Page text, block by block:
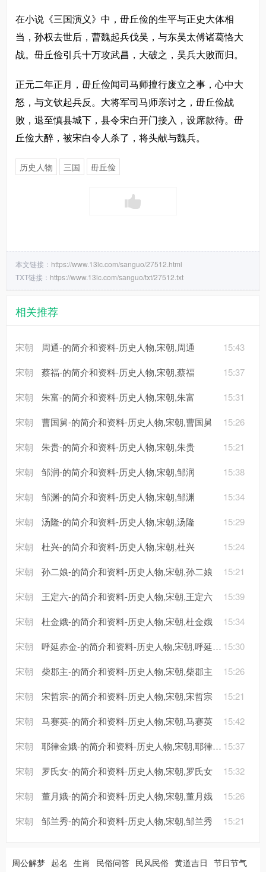
在小说《三国演义》中，毌丘俭的生平与正史大体相
当，孙权去世后，曹魏起兵伐吴，与东吴太傅诸葛恪大
战。毌丘俭引兵十万攻武昌，大破之，吴兵大败而归。
正元二年正月，毌丘俭闻司马师擅行废立之事，心中大
怒，与文钦起兵反。大将军司马师亲讨之，毌丘俭战
败，退至慎县城下，县令宋白开门接入，设席款待。毌
丘俭大醉，被宋白令人杀了，将头献与魏兵。
历史人物 三国 毌丘俭
本文链接： https://www.13lc.com/sanguo/27512.html
TXT链接： https://www.13lc.com/sanguo/txt/27512.txt
相关推荐
15:43
宋朝
周通-的简介和资料-历史人物,宋朝,周通
15:37
宋朝
蔡福-的简介和资料-历史人物,宋朝,蔡福
15:31
宋朝
朱富-的简介和资料-历史人物,宋朝,朱富
15:26
宋朝
曹国舅-的简介和资料-历史人物,宋朝,曹国舅
15:21
宋朝
朱贵-的简介和资料-历史人物,宋朝,朱贵
15:38
宋朝
邹润-的简介和资料-历史人物,宋朝,邹润
15:34
宋朝
邹渊-的简介和资料-历史人物,宋朝,邹渊
15:29
宋朝
汤隆-的简介和资料-历史人物,宋朝,汤隆
15:24
宋朝
杜兴-的简介和资料-历史人物,宋朝,杜兴
15:21
宋朝
孙二娘-的简介和资料-历史人物,宋朝,孙二娘
15:39
宋朝
王定六-的简介和资料-历史人物,宋朝,王定六
15:34
宋朝
杜金娥-的简介和资料-历史人物,宋朝,杜金娥
15:30
宋朝
呼延赤金-的简介和资料-历史人物,宋朝,呼延赤金
15:26
宋朝
柴郡主-的简介和资料-历史人物,宋朝,柴郡主
15:21
宋朝
宋哲宗-的简介和资料-历史人物,宋朝,宋哲宗
15:42
宋朝
马赛英-的简介和资料-历史人物,宋朝,马赛英
15:37
宋朝
耶律金娥-的简介和资料-历史人物,宋朝,耶律金娥
15:32
宋朝
罗氏女-的简介和资料-历史人物,宋朝,罗氏女
15:26
宋朝
董月娥-的简介和资料-历史人物,宋朝,董月娥
15:21
宋朝 邹兰秀-的简介和资料-历史人物,宋朝,邹兰秀
周公解梦 起名 生肖 民俗问答 民风民俗 黄道吉日 节日节气